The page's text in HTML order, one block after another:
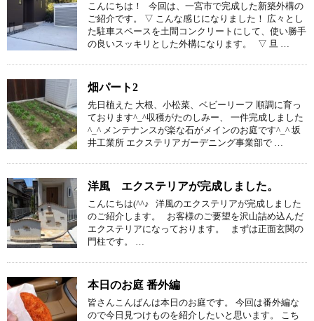
こんにちは！ 今回は、一宮市で完成した新築外構の
ご紹介です。 ▽ こんな感じになりました！ 広々とし
た駐車スペースを土間コンクリートにして、使い勝手
の良いスッキリとした外構になります。 ▽ 旦 …
畑パート2
先日植えた 大根、小松菜、ベビーリーフ 順調に育っ
ております^_^収穫がたのしみー、 一件完成しました
^_^ メンテナンスが楽な石がメインのお庭です^_^ 坂
井工業所 エクステリアガーデニング事業部で …
洋風 エクステリアが完成しました。
こんにちは(^^♪ 洋風のエクステリアが完成しました
のご紹介します。 お客様のご要望を沢山詰め込んだ
エクステリアになっております。 まずは正面玄関の
門柱です。 …
本日のお庭 番外編
皆さんこんばんは本日のお庭です。 今回は番外編な
ので今日見つけものを紹介したいと思います。 こち